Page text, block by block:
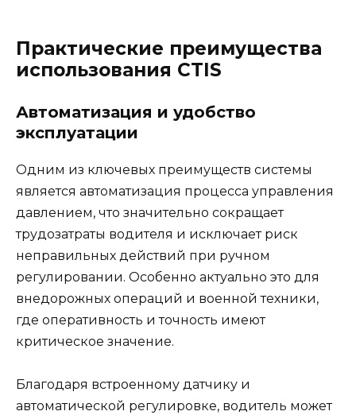
Практические преимущества
использования CTIS
Автоматизация и удобство
эксплуатации
Одним из ключевых преимуществ системы
является автоматизация процесса управления
давлением, что значительно сокращает
трудозатраты водителя и исключает риск
неправильных действий при ручном
регулировании. Особенно актуально это для
внедорожных операций и военной техники,
где оперативность и точность имеют
критическое значение.
Благодаря встроенному датчику и
автоматической регулировке, водитель может